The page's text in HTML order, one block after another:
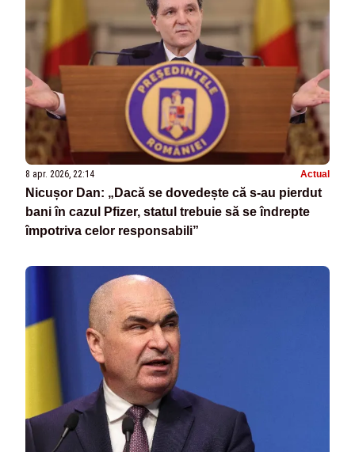
8 apr. 2026, 22:14 Actual
Nicușor Dan: „Dacă se dovedește că s-au pierdut
bani în cazul Pfizer, statul trebuie să se îndrepte
împotriva celor responsabili”